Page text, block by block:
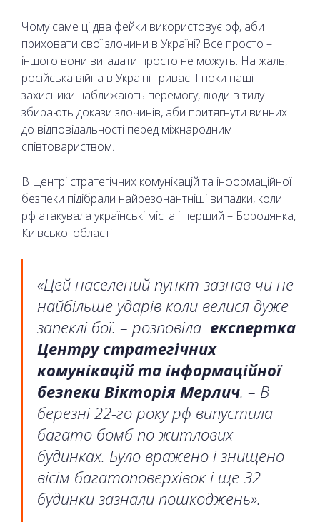
Чому саме ці два фейки використовує рф, аби
приховати свої злочини в Україні? Все просто –
іншого вони вигадати просто не можуть. На жаль,
російська війна в Україні триває. І поки наші
захисники наближають перемогу, люди в тилу
збирають докази злочинів, аби притягнути винних
до відповідальності перед міжнародним
співтовариством.
В Центрі стратегічних комунікацій та інформаційної
безпеки підібрали найрезонантніші випадки, коли
рф атакувала українські міста і перший – Бородянка,
Київської області
«Цей населений пункт зазнав чи не
найбільше ударів коли велися дуже
запеклі бої. – розповіла експертка
Центру стратегічних
комунікацій та інформаційної
безпеки Вікторія Мерлич. – В
березні 22-го року рф випустила
багато бомб по житлових
будинках. Було вражено і знищено
вісім багатоповерхівок і ще 32
будинки зазнали пошкоджень».